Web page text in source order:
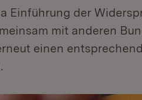
Einführung der
mit anderen
einen